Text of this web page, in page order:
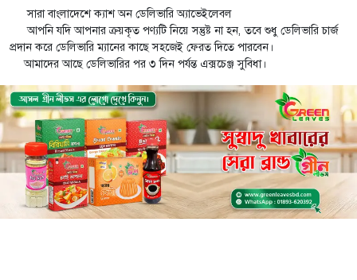
সারা বাংলাদেশে ক্যাশ অন ডেলিভারি অ্যাভেইলেবল
আপনি যদি আপনার ক্রয়কৃত পণ্যটি নিয়ে সন্তুষ্ট না হন, তবে শুধু ডেলিভারি চার্জ
প্রদান করে ডেলিভারি ম্যানের কাছে সহজেই ফেরত দিতে পারবেন।
আমাদের আছে ডেলিভারির পর ৩ দিন পর্যন্ত এক্সচেঞ্জ সুবিধা।